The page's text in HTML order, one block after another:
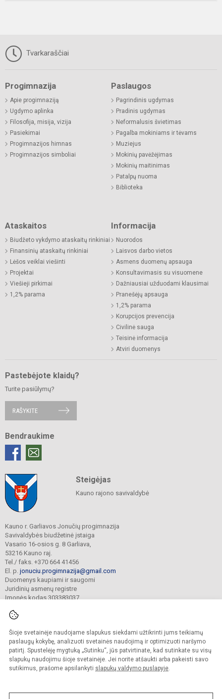
Šioje svetainėje naudojame slapukus siekdami užtikrinti jums teikiamų
paslaugų kokybę, analizuoti svetainės naudojimą ir optimizuoti naršymo
patirtį. Spustelėję mygtuką „Sutinku“, jūs patvirtinate, kad sutinkate su visų
slapukų naudojimu šioje svetainėje. Jei norite atšaukti arba pakeisti savo
sutikimus, prašome apsilankyti slapukų valdymo puslapyje.
Tvarkaraščiai
Progimnazija
Apie progimnaziją
Ugdymo aplinka
Filosofija, misija, vizija
Pasiekimai
Progimnazijos himnas
Progimnazijos simboliai
Paslaugos
Pagrindinis ugdymas
Pradinis ugdymas
Neformalusis švietimas
Pagalba mokiniams ir tėvams
Muziejus
Mokinių pavėžėjimas
Mokinių maitinimas
Patalpų nuoma
Biblioteka
Ataskaitos
Biudžeto vykdymo ataskaitų rinkiniai
Finansinių ataskaitų rinkiniai
Lėšos veiklai viešinti
Projektai
Viešieji pirkimai
1,2% parama
Informacija
Nuorodos
Laisvos darbo vietos
Asmens duomenų apsauga
Konsultavimasis su visuomene
Dažniausiai užduodami klausimai
Pranešėjų apsauga
1,2% parama
Korupcijos prevencija
Civilinė sauga
Teisinė informacija
Atviri duomenys
Pastebėjote klaidų?
Turite pasiūlymų?
RAŠYKITE
Bendraukime
Steigėjas
Kauno rajono savivaldybė
Kauno r. Garliavos Jonučių progimnazija
Savivaldybės biudžetinė įstaiga
Vasario 16-osios g. 8 Garliava,
53216 Kauno raj.
Tel./ faks. +370 664 41456
El. p. jonuciu.progimnazija@gmail.com
Duomenys kaupiami ir saugomi
Juridinių asmenų registre
Įmonės kodas 303383037
© 2023. Kauno r. Garliavos Jonučių progimnazija. Visos teisės saugomos.
Kopijuoti turinį be raštiško progimnazijos sutikimo griežtai draudžiama.
Prieinamumo paraiška Slapukų valdymas
Sumanus būdas atnaujinti